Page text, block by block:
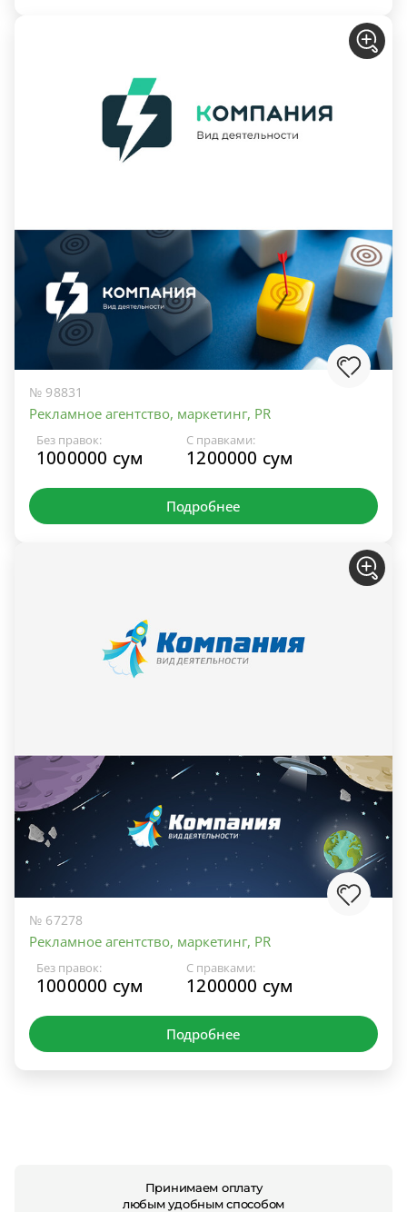
№ 98831
Рекламное агентство, маркетинг, PR
Без правок:
1000000 сум
С правками:
1200000 сум
Подробнее
№ 67278
Рекламное агентство, маркетинг, PR
Без правок:
1000000 сум
С правками:
1200000 сум
Подробнее
Принимаем оплату
любым удобным способом